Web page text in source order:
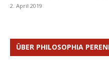
2. April 2019
ÜBER PHILOSOPHIA